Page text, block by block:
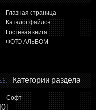
Главная страница
Каталог файлов
Гостевая книга
ФОТО АЛЬБОМ
Категории раздела
Софт
[0]